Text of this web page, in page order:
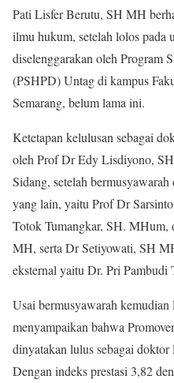
Pati Lisfer Berutu, SH MH
ilmu hukum, setelah lolos pada
diselenggarakan oleh Program
(PSHPD) Untag di kampus
Semarang, belum lama ini.
Ketetapan kelulusan sebagai
oleh Prof Dr Edy Lisdiyono,
Sidang, setelah
yang lain, yaitu Prof Dr
Totok Tumangkar, SH.
MH, serta Dr Setiyowati, SH
eksternal yaitu Dr. Pri
Usai bermusyawarah
menyampaikan bahwa
dinyatakan lulus sebagai
Dengan indeks prestasi 3,82